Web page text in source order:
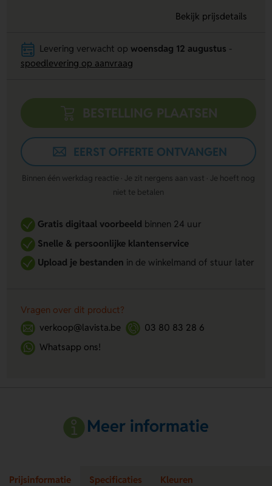
Bekijk prijsdetails
Levering verwacht op woensdag 12 augustus
spoedlevering op aanvraag
BESTELLING PLAATSEN
EERST OFFERTE ONTVANGEN
Binnen één werkdag reactie · Je zit nergens aan vast · Je hoeft nog
niet te betalen
Gratis digitaal voorbeeldbinnen 24 uur
Snelle & persoonlijke klantenservice
Upload je bestanden in de winkelmand of stuur later
Vragen over dit product?
verkoop@lavista.be
03 80 83 28 6
Whatsapp ons!
Meer informatie
Prijsinformatie Specificaties Kleuren